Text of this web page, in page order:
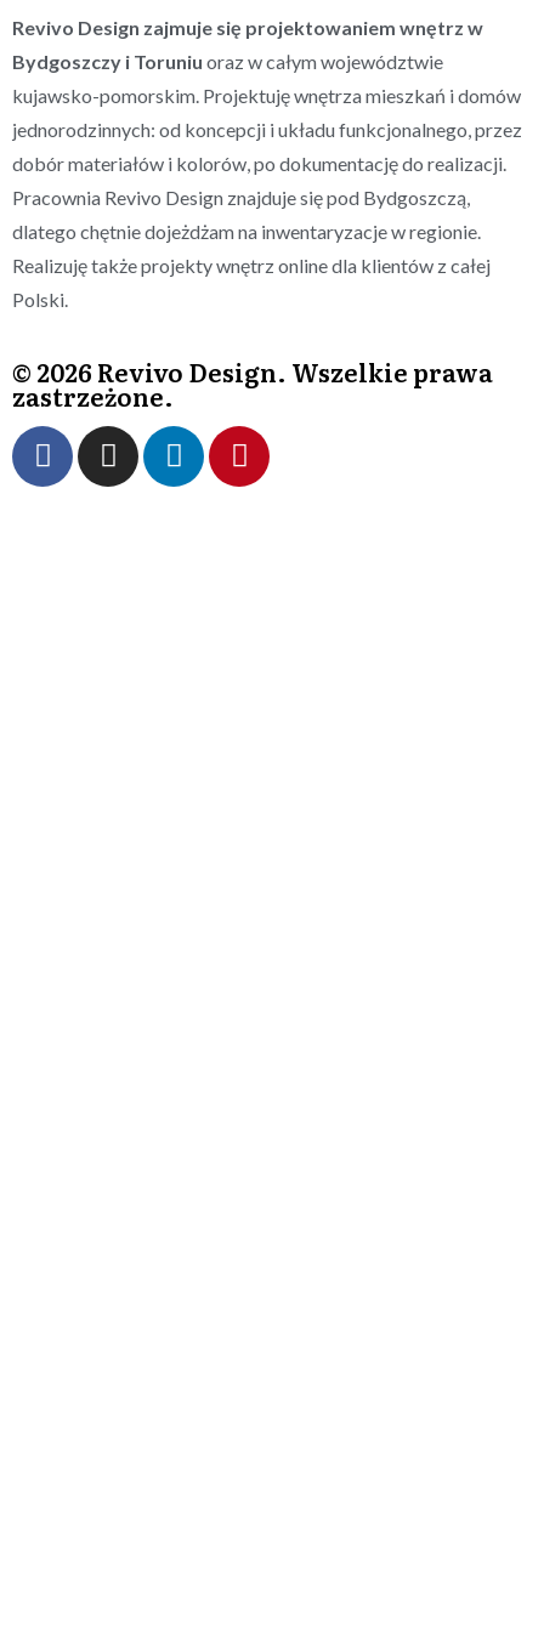
Revivo Design zajmuje się projektowaniem wnętrz w
Bydgoszczy i Toruniu oraz w całym województwie
kujawsko-pomorskim. Projektuję wnętrza mieszkań i domów
jednorodzinnych: od koncepcji i układu funkcjonalnego, przez
dobór materiałów i kolorów, po dokumentację do realizacji.
Pracownia Revivo Design znajduje się pod Bydgoszczą,
dlatego chętnie dojeżdżam na inwentaryzacje w regionie.
Realizuję także projekty wnętrz online dla klientów z całej
Polski.
© 2026 Revivo Design. Wszelkie prawa
zastrzeżone.